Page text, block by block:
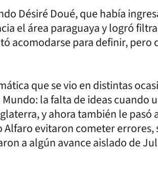
Désiré Doué, que había
el área paraguaya y logró
acomodarse para definir, pero
que se vio en distintas
la falta de ideas cuando
y ahora también le pasó
Alfaro evitaron cometer errores,
a algún avance aislado de